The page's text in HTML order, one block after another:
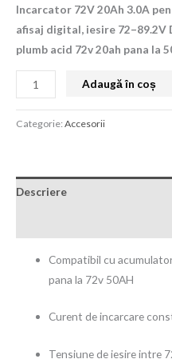
Incarcator 72V 20Ah 3.0A
afisaj digital, iesire
plumb acid 72v 20ah pana la
Adaugă în coș
Categorie:Accesorii
Descriere
Compatibil cu
pana la 72v 50AH
Curent de incarcare
Tensiune de iesire intre